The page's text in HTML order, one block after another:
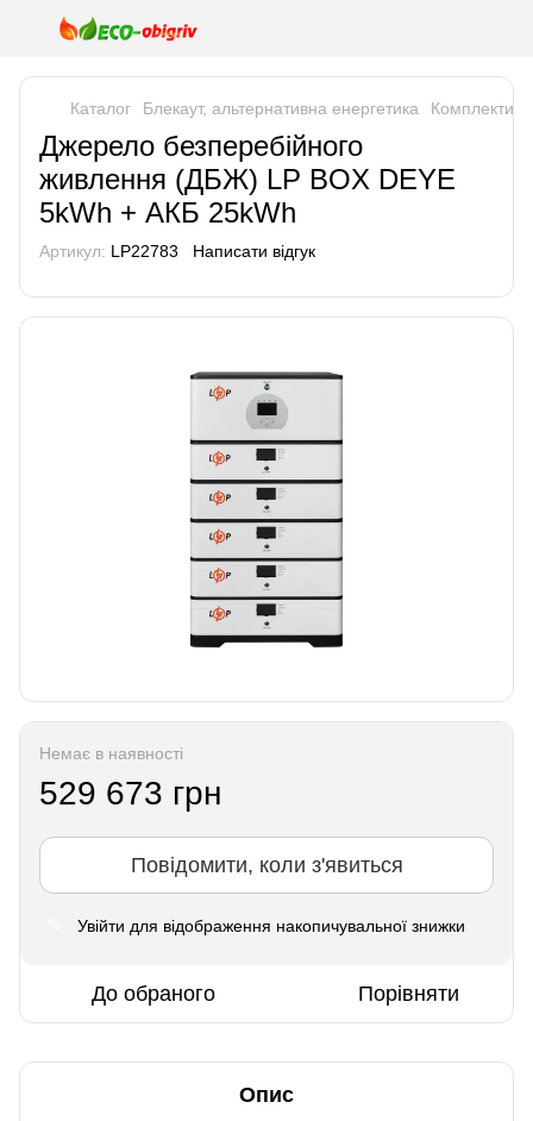
Каталог Блекаут, альтернативна енергетика Комплекти
Джерело безперебійного
живлення (ДБЖ) LP BOX DEYE
5kWh + АКБ 25kWh
Артикул: LP22783 Написати відгук
Немає в наявності
529 673 грн
Повідомити, коли з'явиться
Увійти для відображення накопичувальної знижки
До обраного Порівняти
Опис